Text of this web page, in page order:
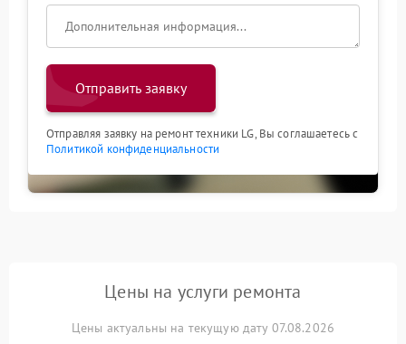
Отправить заявку
Отправляя заявку на ремонт техники LG, Вы соглашаетесь с
Политикой конфиденциальности
Цены на услуги ремонта
Цены актуальны на текущую дату 07.08.2026